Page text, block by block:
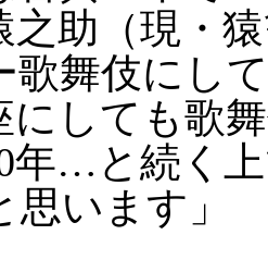
之助（現・
歌舞伎にし
にしても歌
年…と続く
います」